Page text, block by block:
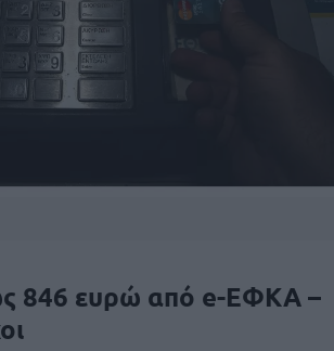
846 ευρώ από e-ΕΦΚΑ –